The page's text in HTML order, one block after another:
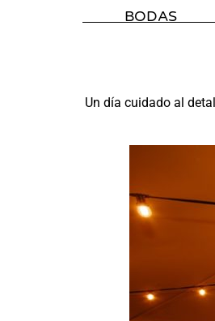
BODAS
Un día cuidado al